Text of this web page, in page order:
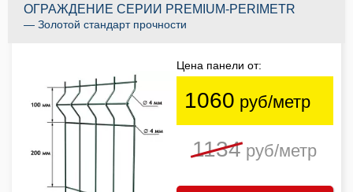
ОГРАЖДЕНИЕ СЕРИИ PREMIUM-PERIMETR
— Золотой стандарт прочности
Цена панели от:
1060 руб/метр
1134руб/метр